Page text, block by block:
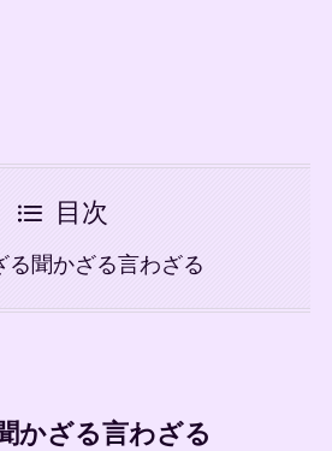
目次
る聞かざる言わざる
かざる言わざる